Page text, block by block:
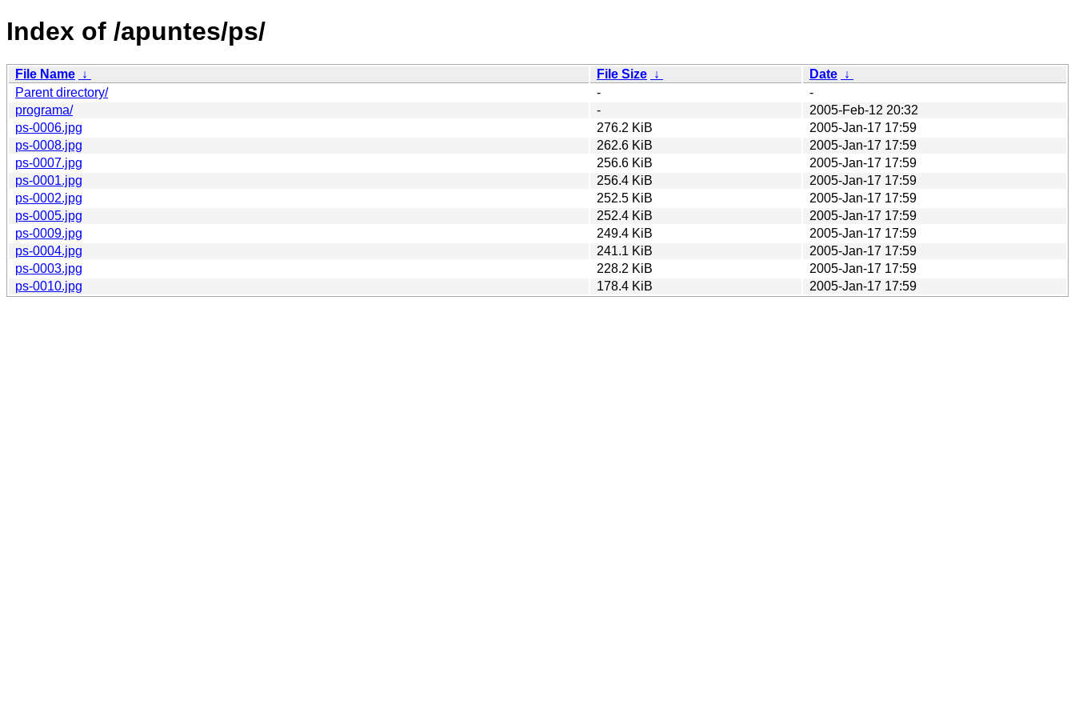
Index of /apuntes/ps/
File Name ↓ File Size ↓ Date ↓
Parent directory/
-
-
programa/
-
2005-Feb-12 20:32
ps-0006.jpg
276.2 KiB
2005-Jan-17 17:59
ps-0008.jpg
262.6 KiB
2005-Jan-17 17:59
ps-0007.jpg
256.6 KiB
2005-Jan-17 17:59
ps-0001.jpg
256.4 KiB
2005-Jan-17 17:59
ps-0002.jpg
252.5 KiB
2005-Jan-17 17:59
ps-0005.jpg
252.4 KiB
2005-Jan-17 17:59
ps-0009.jpg
249.4 KiB
2005-Jan-17 17:59
ps-0004.jpg
241.1 KiB
2005-Jan-17 17:59
ps-0003.jpg
228.2 KiB
2005-Jan-17 17:59
ps-0010.jpg
178.4 KiB 2005-Jan-17 17:59